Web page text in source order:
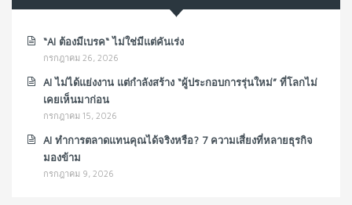
“AI ต้องมีเบรค“ ไม่ใช่มีแต่คันเร่ง
กรกฎาคม 26, 2026
AI ไม่ได้แย่งงาน แต่กำลังสร้าง “ผู้ประกอบการรุ่นใหม่” ที่โลกไม่
เคยเห็นมาก่อน
กรกฎาคม 15, 2026
AI ทำการตลาดแทนคุณได้จริงหรือ? 7 ความเสี่ยงที่หลายธุรกิจ
มองข้าม
กรกฎาคม 9, 2026